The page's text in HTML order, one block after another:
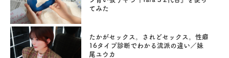
てみた
たかがセックス。されどセックス。性癖
16タイプ診断でわかる流派の違い／妹
尾ユウカ